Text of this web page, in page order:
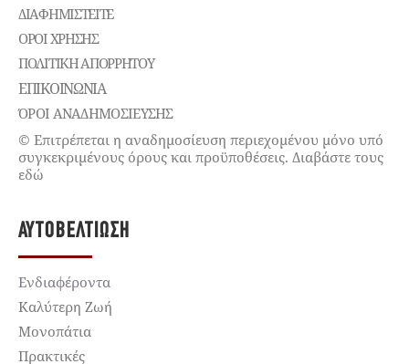
ΔΙΑΦΗΜΙΣΤΕΊΤΕ
ΌΡΟΙ ΧΡΉΣΗΣ
ΠΟΛΙΤΙΚΉ ΑΠΟΡΡΉΤΟΥ
ΕΠΙΚΟΙΝΩΝΊΑ
ΌΡΟΙ ΑΝΑΔΗΜΟΣΙΕΥΣΗΣ
© Επιτρέπεται η αναδημοσίευση περιεχομένου μόνο υπό
συγκεκριμένους όρους και προϋποθέσεις. Διαβάστε τους
εδώ
ΑΥΤΟΒΕΛΤΊΩΣΗ
Ενδιαφέροντα
Καλύτερη Ζωή
Μονοπάτια
Πρακτικές